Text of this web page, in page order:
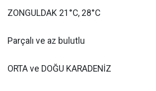
ZONGULDAK 21°C, 28°C
Parçalı ve az bulutlu
ORTA ve DOĞU KARADENİZ